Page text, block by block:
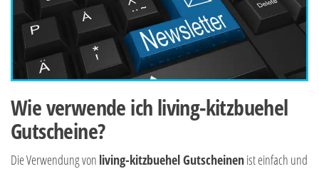
Wie verwende ich living-kitzbuehel
Gutscheine?
Die Verwendung von living-kitzbuehel Gutscheinenist einfach und